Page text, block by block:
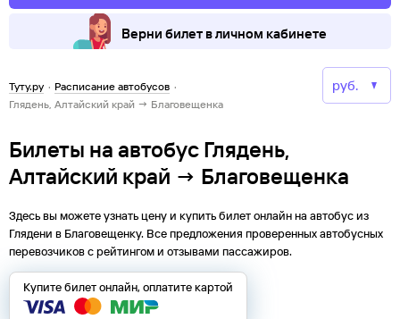
Верни билет в личном кабинете
Туту.ру · Расписание автобусов ·
Глядень, Алтайский край → Благовещенка
Билеты на автобус Глядень,
Алтайский край → Благовещенка
Здесь вы можете узнать цену и купить билет онлайн на автобус из
Глядени в Благовещенку. Все предложения проверенных автобусных
перевозчиков с рейтингом и отзывами пассажиров.
Купите билет онлайн, оплатите картой